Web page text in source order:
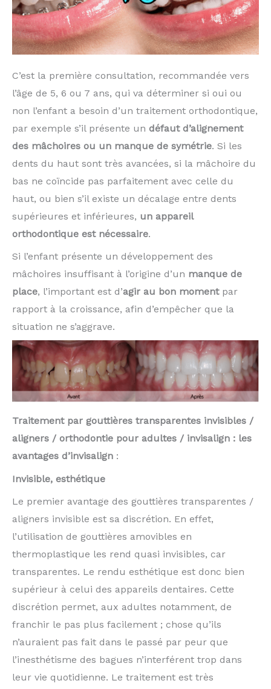
C’est la première consultation, recommandée vers
l’âge de 5, 6 ou 7 ans, qui va déterminer si oui ou
non l’enfant a besoin d’un traitement orthodon­tique,
par exemple s’il présente un défaut d’alignement
des mâchoires ou un manque de symétrie. Si les
dents du haut sont très avancées, si la mâchoire du
bas ne coïncide pas parfaitement avec celle du
haut, ou bien s’il existe un décalage entre dents
supérieures et inférieures, un appareil
orthodontique est nécessaire.
Si l’enfant présente un développement des
mâchoires insuffisant à l’origine d’un manque de
place, l’important est d’agir au bon momentpar
rapport à la croissance, afin d’em­pêcher que la
situation ne s’aggrave.
Traitement par gouttières transparentes invisibles /
aligners / orthodontie pour adultes / invisalign : les
avantages d’invisalign :
Invisible, esthétique
Le premier avantage des gouttières transparentes /
aligners invisible est sa discrétion. En effet,
l’utilisation de gouttières amovibles en
thermoplastique les rend quasi invisibles, car
transparentes. Le rendu esthétique est donc bien
supérieur à celui des appareils dentaires. Cette
discrétion permet, aux adultes notamment, de
franchir le pas plus facilement ; chose qu’ils
n’auraient pas fait dans le passé par peur que
l’inesthétisme des bagues n’interférent trop dans
leur vie quotidienne. Le traitement est très